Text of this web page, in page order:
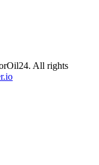
All rights